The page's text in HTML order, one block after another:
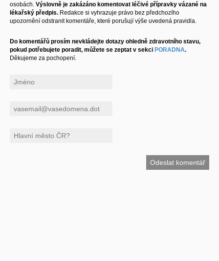
osobách. Výslovně je zakázáno komentovat léčivé přípravky vázané na
lékařský předpis. Redakce si vyhrazuje právo bez předchozího
upozornění odstranit komentáře, které porušují výše uvedená pravidla.
Do komentářů prosím nevkládejte dotazy ohledně zdravotního stavu,
pokud potřebujete poradit, můžete se zeptat v sekci PORADNA.
Děkujeme za pochopení.